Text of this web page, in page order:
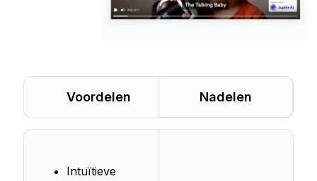
Voordelen Nadelen
Intuïtieve